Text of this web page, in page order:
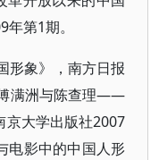
第1期。
形象》，南方日报
满洲与陈查理——
京大学出版社2007
电影中的中国人形